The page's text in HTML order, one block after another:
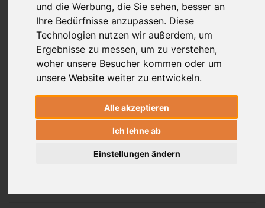
und die Werbung, die Sie sehen, besser an
Ihre Bedürfnisse anzupassen. Diese
Technologien nutzen wir außerdem, um
Ergebnisse zu messen, um zu verstehen,
woher unsere Besucher kommen oder um
unsere Website weiter zu entwickeln.
Alle akzeptieren
Ich lehne ab
Einstellungen ändern
Login
Passwort vergessen / Registrieren